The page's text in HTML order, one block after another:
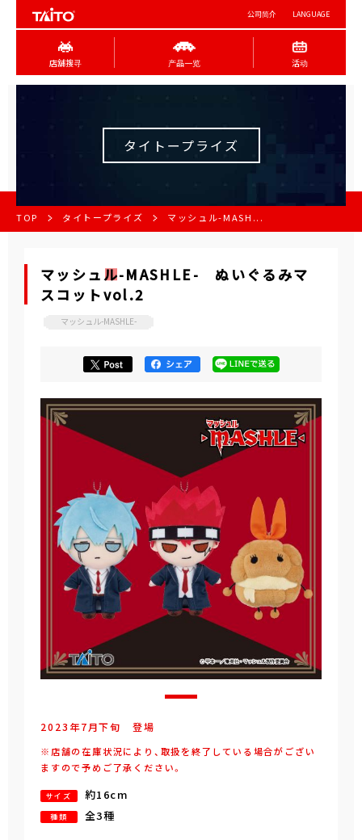
公司简介 LANGUAGE
店舖搜寻 产品一览 活动
タイトープライズ
TOP タイトープライズ マッシュル-MASH...
マッシュル-MASHLE- ぬいぐるみマ
スコットvol.2
マッシュル-MASHLE-
2023年7月下旬 登場
※店舗の在庫状況により、取扱を終了している場合がござい
ますので予めご了承ください。
サイズ 約16cm
種類 全3種